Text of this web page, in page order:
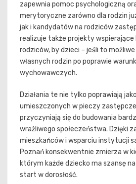
zapewnia pomoc psychologiczną
merytoryczne zarówno dla rodzin
jak i kandydatów na rodziców
realizuje także projekty wspierające
rodziców, by dzieci – jeśli to
własnych rodzin po poprawie
wychowawczych.
Działania te nie tylko poprawiają
umieszczonych w pieczy
przyczyniają się do budowania
wrażliwego społeczeństwa. Dzięki
mieszkańców i wsparciu instytucji
Poznań konsekwentnie zmierza w
którym każde dziecko ma szansę
start w dorosłość.